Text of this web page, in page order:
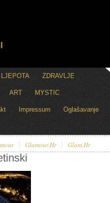
LJEPOTA ZDRAVLJE
ART MYSTIC
Impressum Oglašavanje
Glamour.hr Glam.hr